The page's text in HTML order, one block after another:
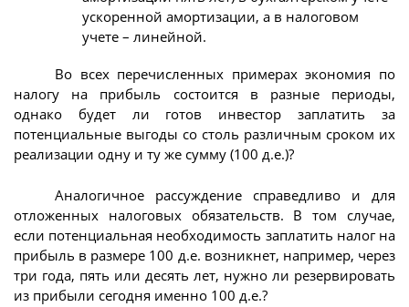
ускоренной амортизации, а в налоговом
учете – линейной.
Во всех перечисленных примерах экономия по
налогу на прибыль состоится в разные периоды,
однако будет ли готов инвестор заплатить за
потенциальные выгоды со столь различным сроком их
реализации одну и ту же сумму (100 д.е.)?
Аналогичное рассуждение справедливо и для
отложенных налоговых обязательств. В том случае,
если потенциальная необходимость заплатить налог на
прибыль в размере 100 д.е. возникнет, например, через
три года, пять или десять лет, нужно ли резервировать
из прибыли сегодня именно 100 д.е.?